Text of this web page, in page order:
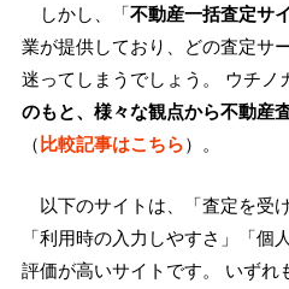
しかし、「不動産一括査定サ
業が提供しており、どの査定サ
迷ってしまうでしょう。 ウチノ
のもと、様々な観点から不動産
（比較記事はこちら）。
以下のサイトは、「査定を受
「利用時の入力しやすさ」「個
評価が高いサイトです。 いずれ